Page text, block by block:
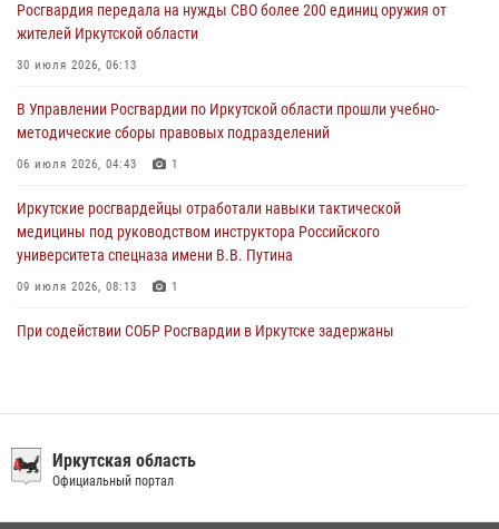
29 июля 2026, 03:44
Росгвардейцы из Иркутска приняли участие в праздновании Дня
28 июля 2026, 07:15
Росгвардия передала на нужды СВО более 200 единиц оружия от
жителей Иркутской области
30 июля 2026, 06:13
В Управлении Росгвардии по Иркутской области прошли учебно-
методические сборы правовых подразделений
06 июля 2026, 04:43 1
Иркутские росгвардейцы отработали навыки тактической
медицины под руководством инструктора Российского
университета спецназа имени В.В. Путина
09 июля 2026, 08:13 1
При содействии СОБР Росгвардии в Иркутске задержаны
присягу
22 июля 2026, 01:00 1
Иркутская область
Официальный портал